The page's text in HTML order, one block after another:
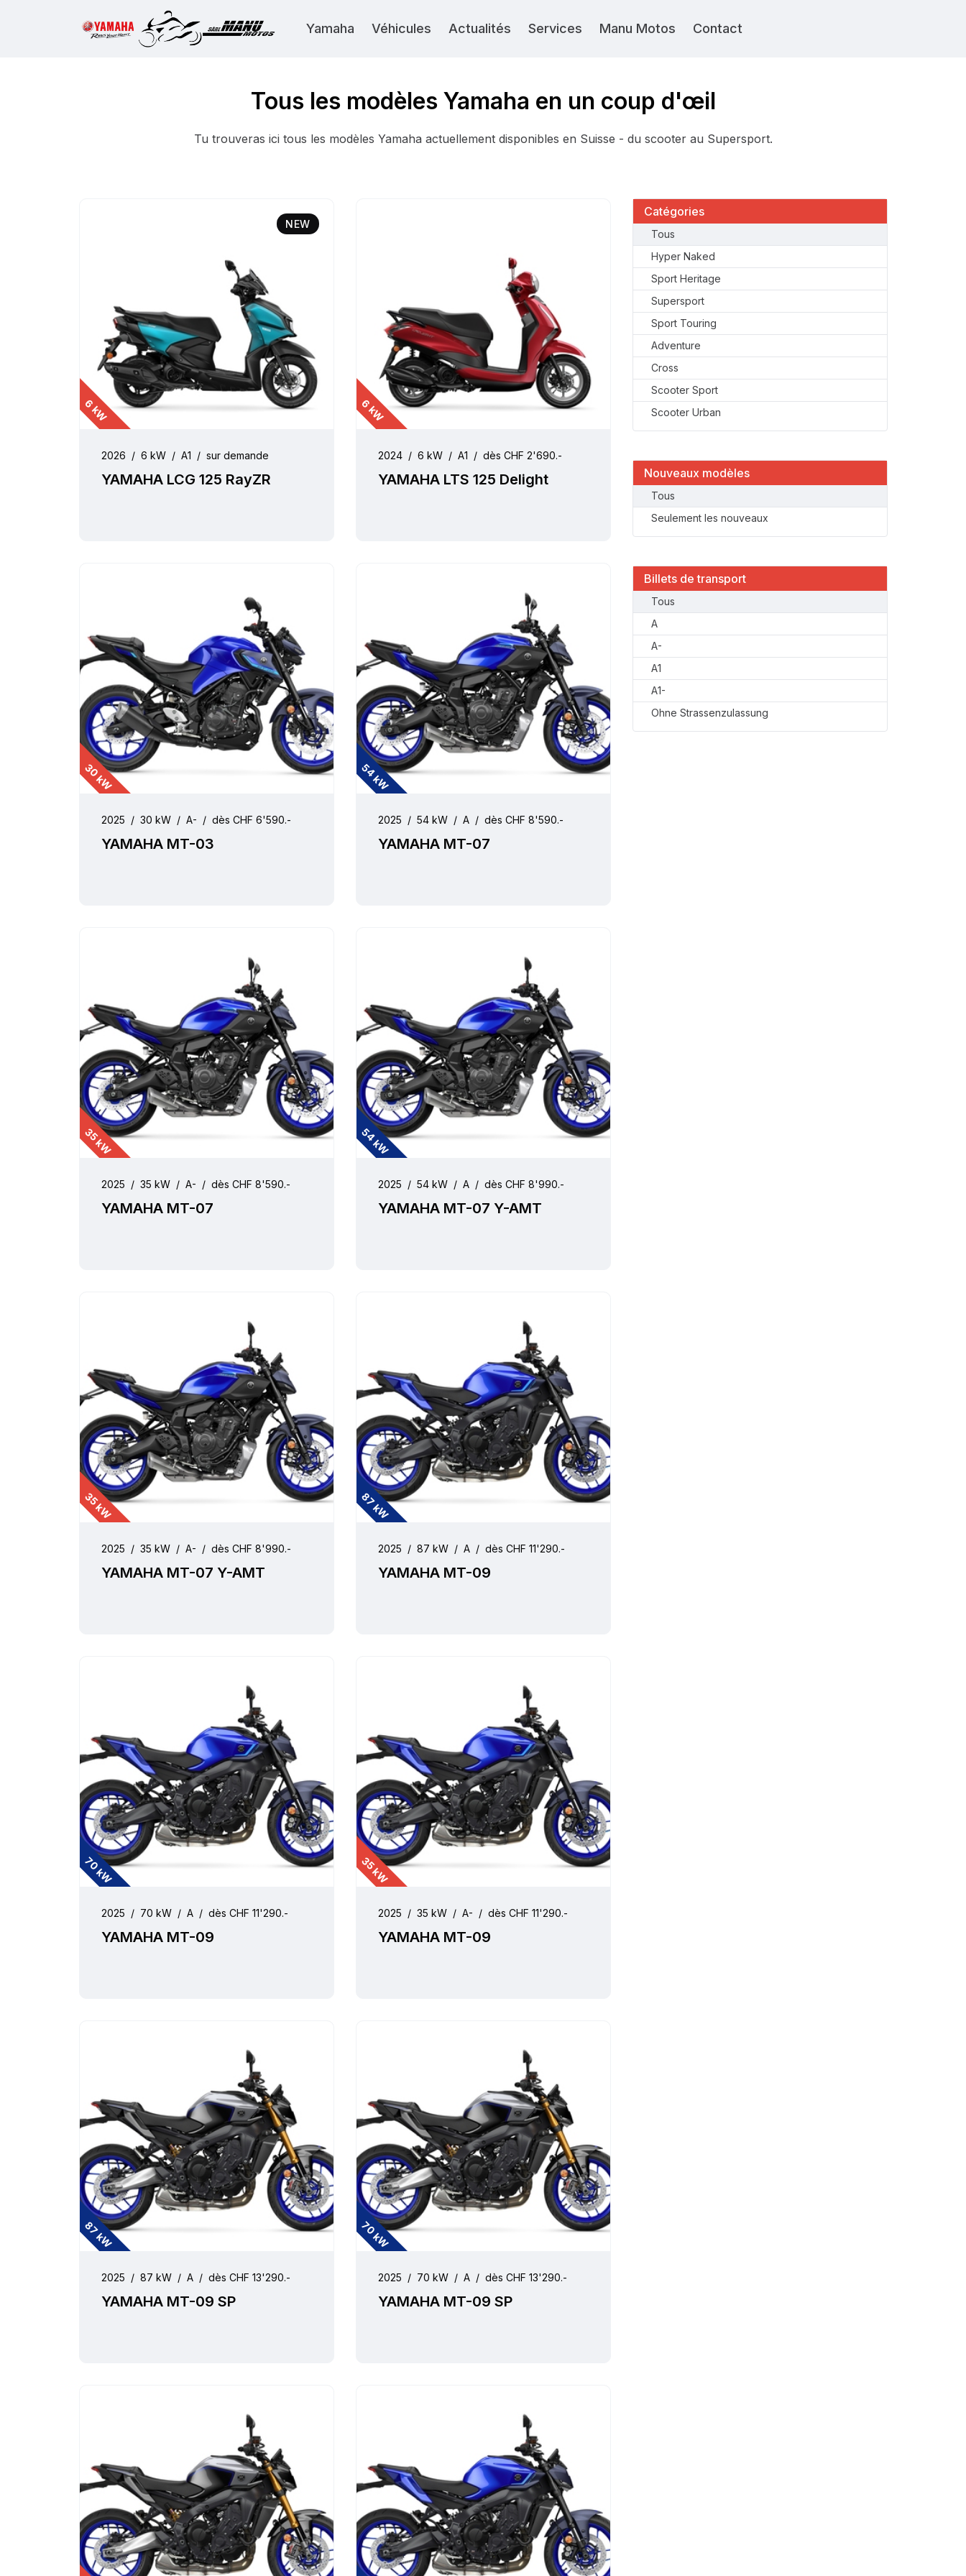
Yamaha Véhicules Actualités Services Manu Motos Contact
Tous les modèles Yamaha en un coup d'œil
Tu trouveras ici tous les modèles Yamaha actuellement disponibles en Suisse - du scooter au Supersport.
Catégories
Tous
Hyper Naked
Sport Heritage
Supersport
Sport Touring
Adventure
Cross
Scooter Sport
Scooter Urban
Nouveaux modèles
Tous
Seulement les nouveaux
Billets de transport
Tous
A
A-
A1
A1-
Ohne Strassenzulassung
NEW
6 kW
2026 / 6 kW / A1 / sur demande
YAMAHA LCG 125 RayZR
6 kW
2024 / 6 kW / A1 / dès CHF 2'690.-
YAMAHA LTS 125 Delight
30 kW
2025 / 30 kW / A- / dès CHF 6'590.-
YAMAHA MT-03
54 kW
2025 / 54 kW / A / dès CHF 8'590.-
YAMAHA MT-07
35 kW
2025 / 35 kW / A- / dès CHF 8'590.-
YAMAHA MT-07
54 kW
2025 / 54 kW / A / dès CHF 8'990.-
YAMAHA MT-07 Y-AMT
35 kW
2025 / 35 kW / A- / dès CHF 8'990.-
YAMAHA MT-07 Y-AMT
87 kW
2025 / 87 kW / A / dès CHF 11'290.-
YAMAHA MT-09
70 kW
2025 / 70 kW / A / dès CHF 11'290.-
YAMAHA MT-09
35 kW
2025 / 35 kW / A- / dès CHF 11'290.-
YAMAHA MT-09
87 kW
2025 / 87 kW / A / dès CHF 13'290.-
YAMAHA MT-09 SP
70 kW
2025 / 70 kW / A / dès CHF 13'290.-
YAMAHA MT-09 SP